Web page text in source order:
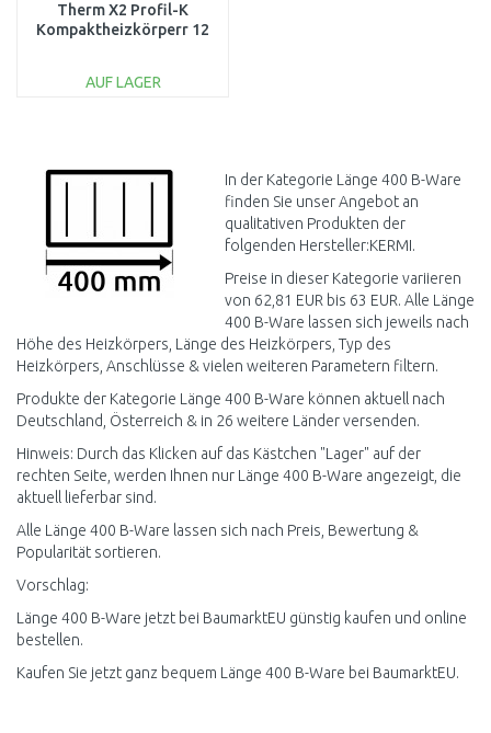
Therm X2 Profil-K
Kompaktheizkörperr 12
AUF LAGER
Vergleichen
In der Kategorie Länge 400 B-Ware
finden Sie unser Angebot an
qualitativen Produkten der
folgenden Hersteller:KERMI.
Preise in dieser Kategorie variieren
von 62,81 EUR bis 63 EUR. Alle Länge
400 B-Ware lassen sich jeweils nach
Höhe des Heizkörpers, Länge des Heizkörpers, Typ des
Heizkörpers, Anschlüsse & vielen weiteren Parametern filtern.
Produkte der Kategorie Länge 400 B-Ware können aktuell nach
Deutschland, Österreich & in 26 weitere Länder versenden.
Hinweis: Durch das Klicken auf das Kästchen "Lager" auf der
rechten Seite, werden Ihnen nur Länge 400 B-Ware angezeigt, die
aktuell lieferbar sind.
Alle Länge 400 B-Ware lassen sich nach Preis, Bewertung &
Popularität sortieren.
Vorschlag:
Länge 400 B-Ware jetzt bei BaumarktEU günstig kaufen und online
bestellen.
Kaufen Sie jetzt ganz bequem Länge 400 B-Ware bei BaumarktEU.